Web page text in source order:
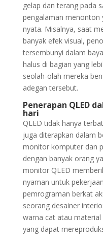
gelap dan terang pada
pengalaman menonton
nyata. Misalnya, saat
banyak efek visual,
tersembunyi dalam
halus di bagian yang
seolah-olah mereka
adegan tersebut.
Penerapan QLED
hari
QLED tidak hanya
juga diterapkan dalam
monitor komputer dan
dengan banyak orang
monitor QLED
nyaman untuk
pemrograman berkat
seorang desainer
warna cat atau material
yang dapat